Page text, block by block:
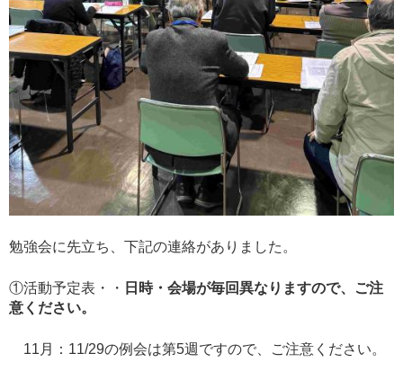
勉強会に先立ち、下記の連絡がありました。
①活動予定表・・ 日時・会場が毎回異なりますので、ご注
意ください。
11月：11/29の例会は第5週ですので、ご注意ください。